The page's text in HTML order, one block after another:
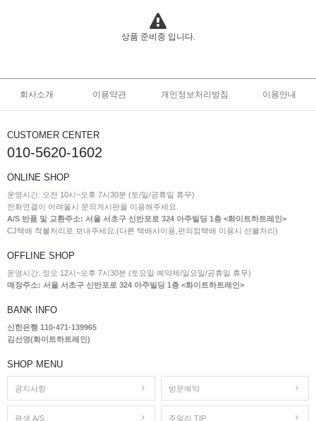
상품 준비중 입니다.
회사소개 이용약관 개인정보처리방침 이용안내
CUSTOMER CENTER
010-5620-1602
ONLINE SHOP
운영시간: 오전 10시~오후 7시30분 (토/일/공휴일 휴무)
전화연결이 어려울시 문의게시판을 이용해주세요.
A/S 반품 및 교환주소: 서울 서초구 신반포로 324 아주빌딩 1층 <화이트하트레인>
CJ택배 착불처리로 보내주세요.(다른 택배사이용,편의점택배 이용시 선불처리)
OFFLINE SHOP
운영시간: 정오 12시~오후 7시30분 (토요일 예약제/일요일/공휴일 휴무)
매장주소: 서울 서초구 신반포로 324 아주빌딩 1층 <화이트하트레인>
BANK INFO
신한은행 110-471-139965
김선영(화이트하트레인)
SHOP MENU
공지사항 방문예약
평생 A/S 주얼리 TIP